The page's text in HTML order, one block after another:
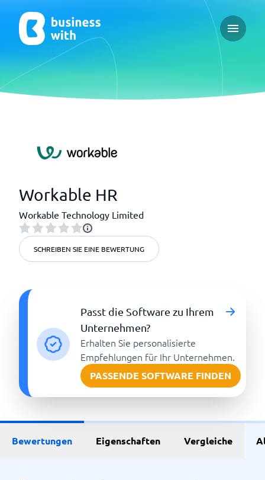
Open
Workable HR
Workable Technology Limited
SCHREIBEN SIE EINE BEWERTUNG
Passt die Software zu Ihrem
Unternehmen?
Erhalten Sie personalisierte
Empfehlungen für Ihr Unternehmen.
PASSENDE SOFTWARE FINDEN
Bewertungen Eigenschaften Vergleiche